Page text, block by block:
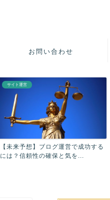
お問い合わせ
サイト運営
【未来予想】ブログ運営で成功する
には？信頼性の確保と気を...